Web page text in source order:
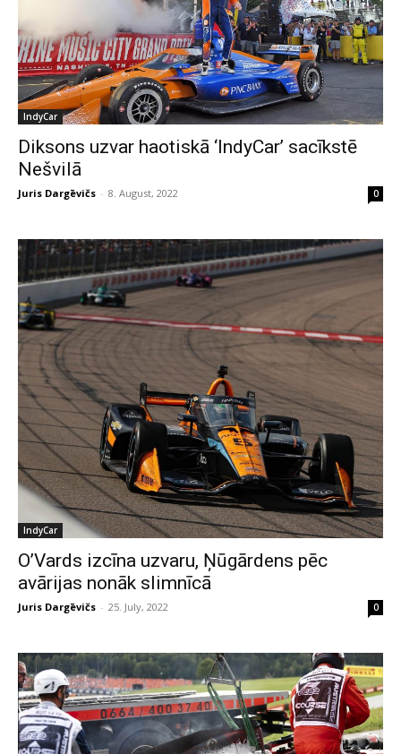
IndyCar
Diksons uzvar haotiskā ‘IndyCar’ sacīkstē
Nešvilā
Juris Dargēvičs - 8. August, 2022 0
IndyCar
O’Vards izcīna uzvaru, Ņūgārdens pēc
avārijas nonāk slimnīcā
Juris Dargēvičs - 25. July, 2022 0